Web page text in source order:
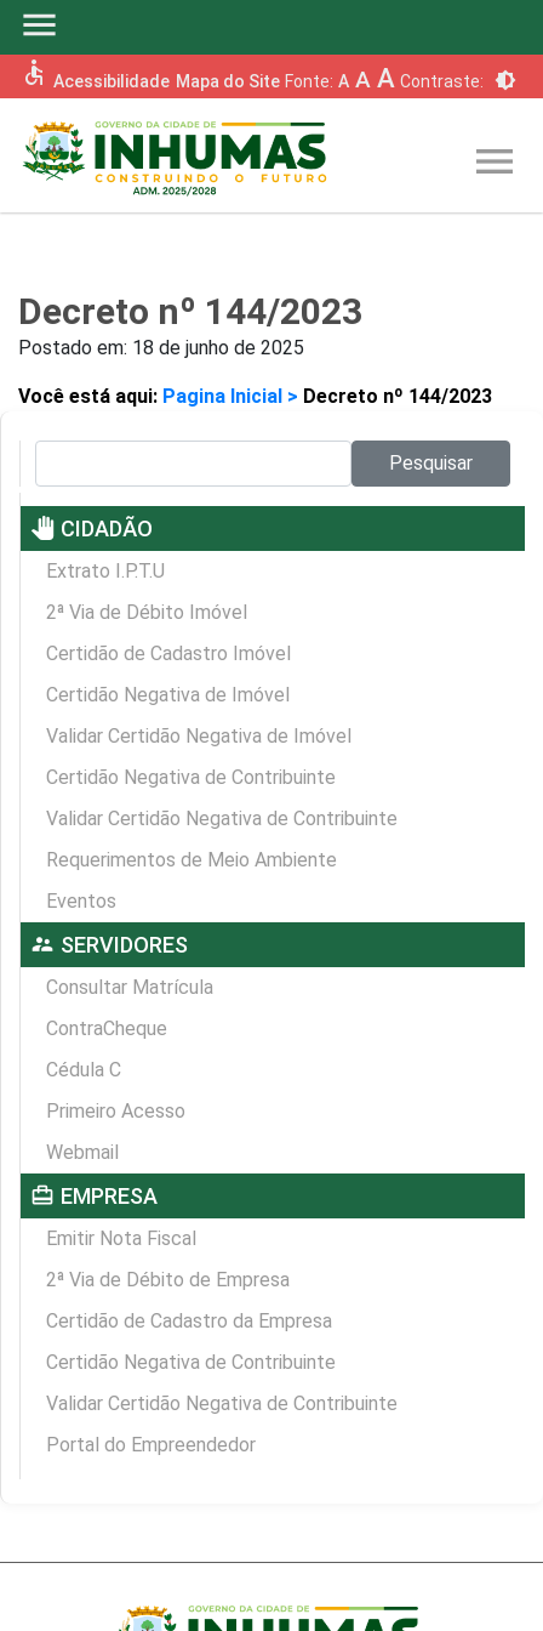
menu
accessible Acessibilidade Mapa do Site Fonte: A A A Contraste: brightness_6
menu
Decreto nº 144/2023
Postado em: 18 de junho de 2025
Você está aqui: Pagina Inicial > Decreto nº 144/2023
Pesquisar
pan_tool CIDADÃO
Extrato I.P.T.U
2ª Via de Débito Imóvel
Certidão de Cadastro Imóvel
Certidão Negativa de Imóvel
Validar Certidão Negativa de Imóvel
Certidão Negativa de Contribuinte
Validar Certidão Negativa de Contribuinte
Requerimentos de Meio Ambiente
Eventos
supervisor_account SERVIDORES
Consultar Matrícula
ContraCheque
Cédula C
Primeiro Acesso
Webmail
card_travel EMPRESA
Emitir Nota Fiscal
2ª Via de Débito de Empresa
Certidão de Cadastro da Empresa
Certidão Negativa de Contribuinte
Validar Certidão Negativa de Contribuinte
Portal do Empreendedor